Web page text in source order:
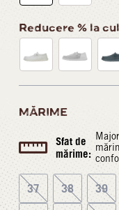
Reducere % la
MĂRIME
Sfat de
mărime:
37 38 39